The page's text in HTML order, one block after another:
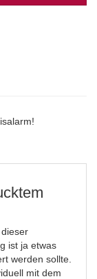
ist ja etwas
werden sollte.
mit dem